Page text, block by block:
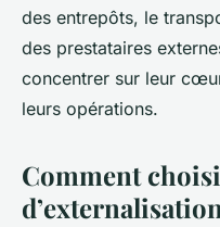
des entrepôts, le
des prestataires
concentrer sur leur
leurs opérations.
Comment